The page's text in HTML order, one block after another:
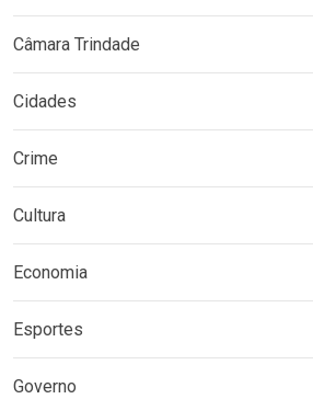
Câmara Trindade
Cidades
Crime
Cultura
Economia
Esportes
Governo